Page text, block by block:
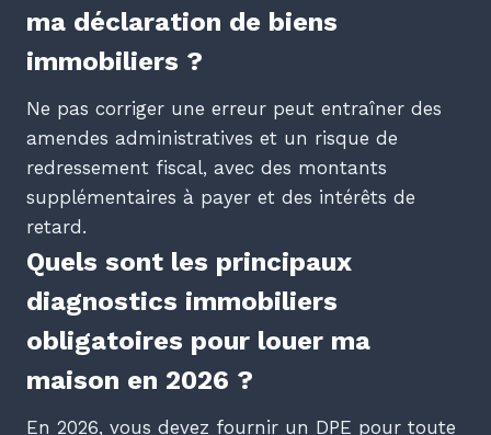
ma déclaration de biens
immobiliers ?
Ne pas corriger une erreur peut entraîner des
amendes administratives et un risque de
redressement fiscal, avec des montants
supplémentaires à payer et des intérêts de
retard.
Quels sont les principaux
diagnostics immobiliers
obligatoires pour louer ma
maison en 2026 ?
En 2026, vous devez fournir un DPE pour toute